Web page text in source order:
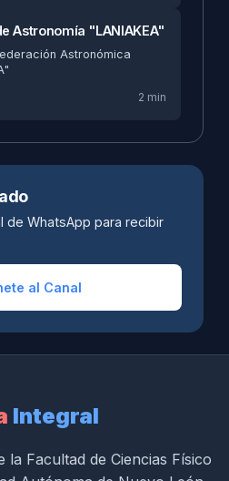
Astronomía "LANIAKEA"
Astronómica
2 min
de WhatsApp para recibir
al Canal
Integral
la Facultad de Ciencias Físico